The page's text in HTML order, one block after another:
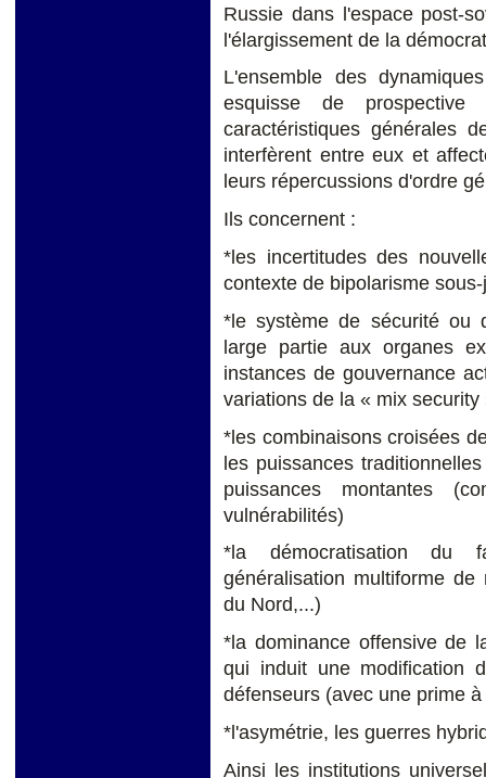
Russie dans l'espace post-
l'élargissement de la
L'ensemble des
esquisse de
caractéristiques générales
interfèrent entre eux et
leurs répercussions d'ordre
Ils concernent :
*les incertitudes des
contexte de bipolarisme
*le système de sécurité ou
large partie aux organes
instances de gouvernance
variations de la « mix security
*les combinaisons croisées
les puissances
puissances montantes
vulnérabilités)
*la démocratisation du
généralisation multiforme
du Nord,...)
*la dominance offensive de
qui induit une modification
défenseurs (avec une prime
*l'asymétrie, les guerres
Ainsi les institutions